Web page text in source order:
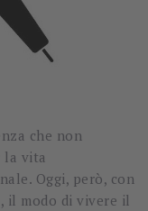
che non
la vita
Oggi, però, con
il modo di vivere il